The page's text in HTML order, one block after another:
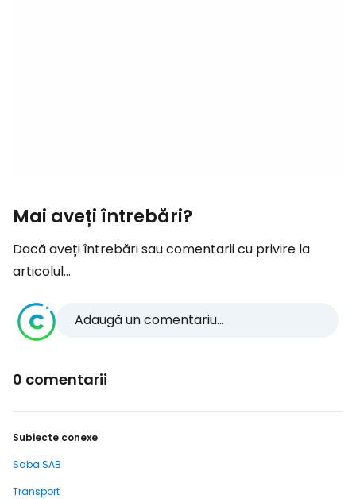
Mai aveți întrebări?
Dacă aveți întrebări sau comentarii cu privire la
articolul...
Adaugă un comentariu...
0 comentarii
Subiecte conexe
Saba SAB
Transport